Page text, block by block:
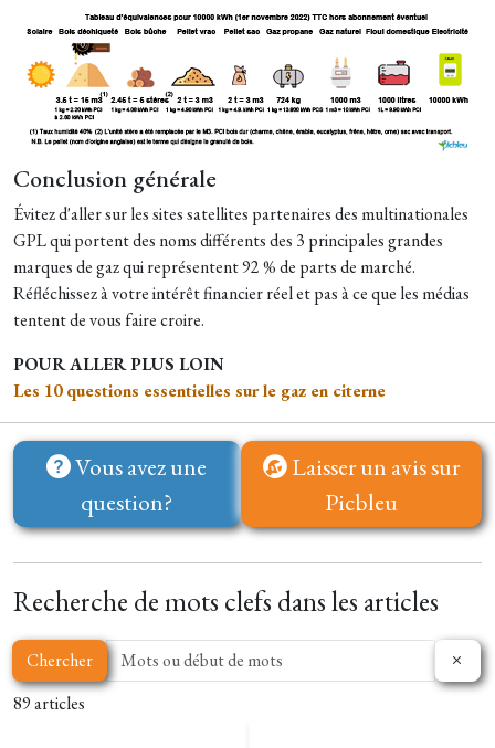
Conclusion générale
Évitez d'aller sur les sites satellites partenaires des multinationales
GPLqui portent des noms différentsdes 3 principales grandes
marques de gaz qui représentent 92 % de parts de marché.
Réfléchissez à votre intérêt financier réel et pas à ce que les médias
tentent de vous faire croire.
POUR ALLER PLUS LOIN
Les 10 questions essentielles sur le gaz en citerne
Vous avez une
question?
Laisser un avis sur
Picbleu
Recherche de mots clefs dans les articles
Chercher
89 articles